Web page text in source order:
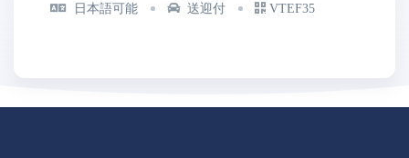
日本語可能 送迎付 VTEF35